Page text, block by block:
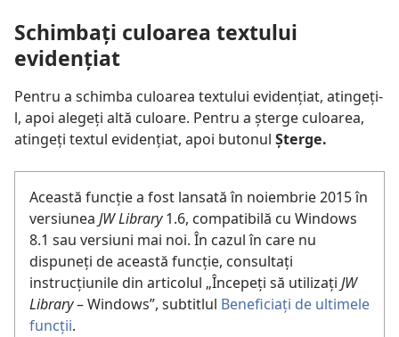
Schimbați culoarea textului
evidențiat
Pentru a schimba culoarea textului evidențiat, atingeți-
l, apoi alegeți altă culoare. Pentru a șterge culoarea,
atingeți textul evidențiat, apoi butonul Șterge.
Această funcție a fost lansată în noiembrie 2015 în
versiunea JW Library1.6, compatibilă cu Windows
8.1 sau versiuni mai noi. În cazul în care nu
dispuneți de această funcție, consultați
instrucțiunile din articolul „Începeți să utilizați JW
Library– Windows”, subtitlul Beneficiați de ultimele
funcții.